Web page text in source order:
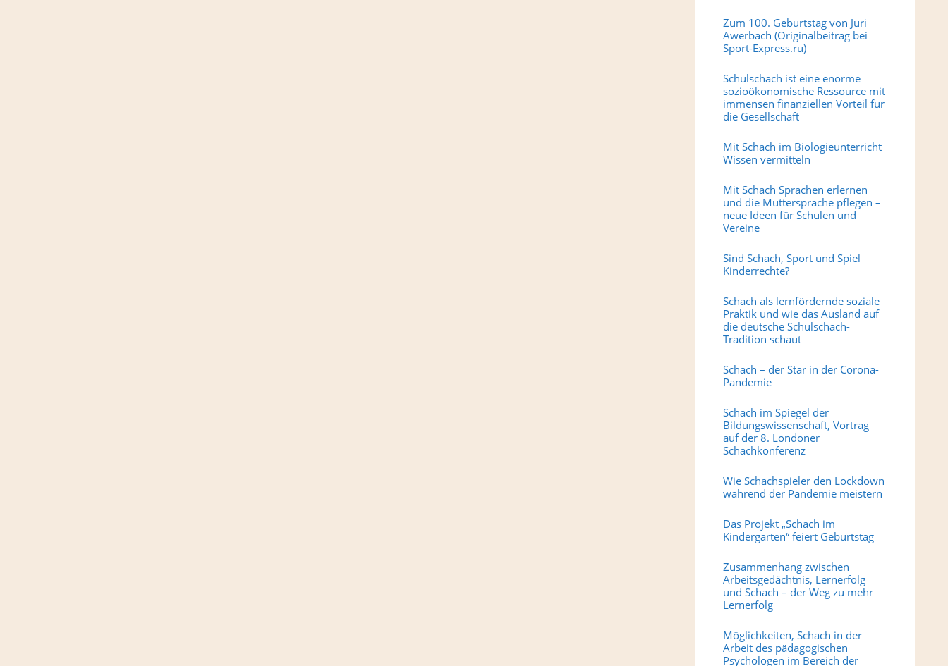
Zum 100. Geburtstag von Juri
Awerbach (Originalbeitrag bei
Sport-Express.ru)
Schulschach ist eine enorme
sozioökonomische Ressource mit
immensen finanziellen Vorteil für
die Gesellschaft
Mit Schach im Biologieunterricht
Wissen vermitteln
Mit Schach Sprachen erlernen
und die Muttersprache pflegen –
neue Ideen für Schulen und
Vereine
Sind Schach, Sport und Spiel
Kinderrechte?
Schach als lernfördernde soziale
Praktik und wie das Ausland auf
die deutsche Schulschach-
Tradition schaut
Schach – der Star in der Corona-
Pandemie
Schach im Spiegel der
Bildungswissenschaft, Vortrag
auf der 8. Londoner
Schachkonferenz
Wie Schachspieler den Lockdown
während der Pandemie meistern
Das Projekt „Schach im
Kindergarten“ feiert Geburtstag
Zusammenhang zwischen
Arbeitsgedächtnis, Lernerfolg
und Schach – der Weg zu mehr
Lernerfolg
Möglichkeiten, Schach in der
Arbeit des pädagogischen
Psychologen im Bereich der